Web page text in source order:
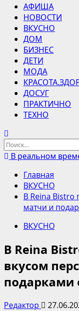
Основное
меню
АФИША
НОВОСТИ
ВКУСНО
ДОМ
БИЗНЕС
ДЕТИ
МОДА
ДОСУГ
ПРАКТИЧНО
ТЕХНО
Найти:
В реальном
Главная
ВКУСНО
В Reina Bistro
матчи и
ВКУСНО
В Reina
вкусом
подарками
Редактор